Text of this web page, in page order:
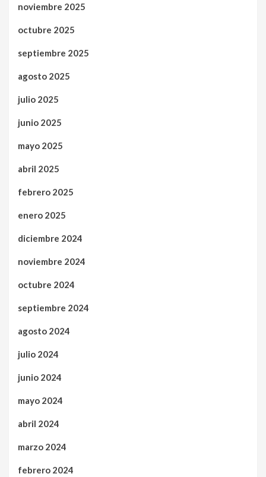
noviembre 2025
octubre 2025
septiembre 2025
agosto 2025
julio 2025
junio 2025
mayo 2025
abril 2025
febrero 2025
enero 2025
diciembre 2024
noviembre 2024
octubre 2024
septiembre 2024
agosto 2024
julio 2024
junio 2024
mayo 2024
abril 2024
marzo 2024
febrero 2024